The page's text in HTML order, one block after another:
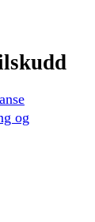
og